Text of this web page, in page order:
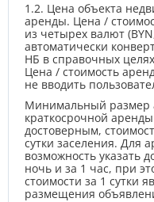
1.2. Цена объекта
аренды. Цена /
из четырех валют
автоматически
НБ в справочных
Цена / стоимость
не вводить
Минимальный размер
краткосрочной
достоверным,
сутки заселения. Для
возможность указать
ночь и за 1 час, при
стоимости за 1 сутки
размещения